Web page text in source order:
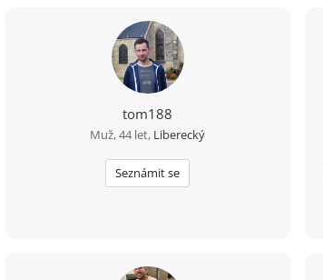
tom188
Muž, 44 let, Liberecký
Seznámit se